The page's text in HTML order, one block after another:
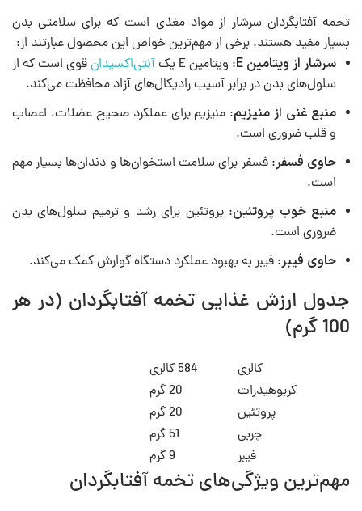
تخمه آفتابگردان سرشار از مواد مغذی است که برای سلامتی بدن
بسیار مفید هستند. برخی از مهم‌ترین خواص این محصول عبارتند از:
سرشار از ویتامین E
: ویتامین E یک آنتی‌اکسیدانقوی است که از
سلول‌های بدن در برابر آسیب رادیکال‌های آزاد محافظت می‌کند.
منبع غنی از منیزیم: منیزیم برای عملکرد صحیح عضلات، اعصاب
و قلب ضروری است.
حاوی فسفر: فسفر برای سلامت استخوان‌ها و دندان‌ها بسیار مهم
است.
منبع خوب پروتئین: پروتئین برای رشد و ترمیم سلول‌های بدن
ضروری است.
حاوی فیبر: فیبر به بهبود عملکرد دستگاه گوارش کمک می‌کند.
جدول ارزش غذایی تخمه آفتابگردان (در هر
100 گرم)
کالری
584 کالری
کربوهیدرات
20 گرم
پروتئین
20 گرم
چربی
51 گرم
فیبر
9 گرم
مهم‌ترین ویژگی‌های تخمه آفتابگردان